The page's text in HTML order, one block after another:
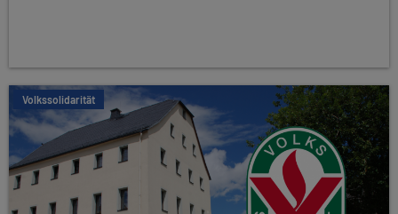
Volkssolidarität